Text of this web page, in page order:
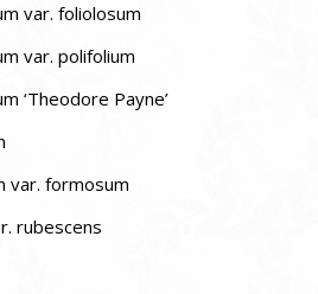
var. foliolosum
var. polifolium
‘Theodore Payne’
var. formosum
rubescens